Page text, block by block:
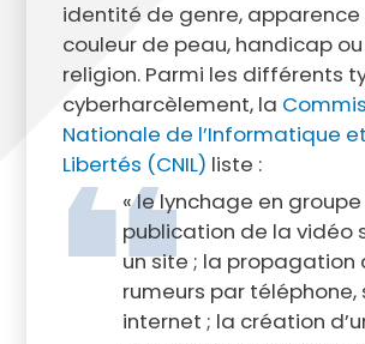
identité de genre, apparence
couleur de peau, handicap
religion. Parmi les différents
cyberharcèlement, la
Nationale de l’Informatique
Libertés (CNIL) liste :
« le lynchage en groupe
publication de la vidéo
un site ; la propagation
rumeurs par téléphone,
internet ; la création